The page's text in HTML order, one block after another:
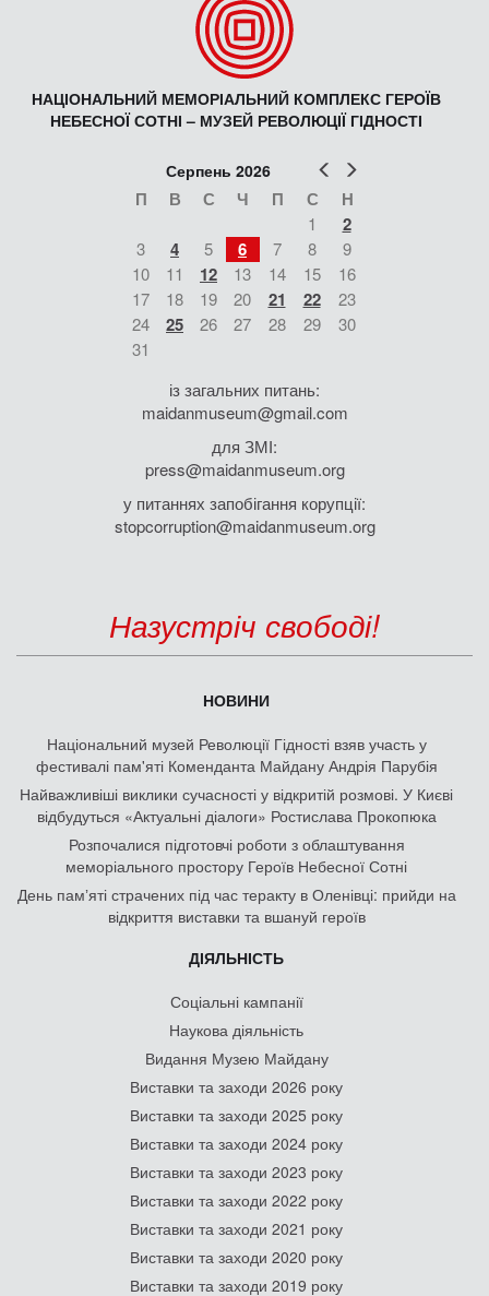
НАЦІОНАЛЬНИЙ МЕМОРІАЛЬНИЙ КОМПЛЕКС ГЕРОЇВ
НЕБЕСНОЇ СОТНІ – МУЗЕЙ РЕВОЛЮЦІЇ ГІДНОСТІ
Попер
Серпень 2026
П В С Ч П С Н
1 2
3 4 5 6 7 8
9
10
11 12 13 14 15
16
17
18 19 20 21 22
23
24
25 26 27 28 29
30
31
із загальних питань:
maidanmuseum@gmail.com
для ЗМІ:
press@maidanmuseum.org
у питаннях запобігання корупції:
stopcorruption@maidanmuseum.org
Назустріч свободі!
НОВИНИ
Національний музей Революції Гідності взяв участь у
фестивалі пам'яті Коменданта Майдану Андрія Парубія
Найважливіші виклики сучасності у відкритій розмові. У Києві
відбудуться «Актуальні діалоги» Ростислава Прокопюка
Розпочалися підготовчі роботи з облаштування
меморіального простору Героїв Небесної Сотні
День памʼяті страчених під час теракту в Оленівці: прийди на
відкриття виставки та вшануй героїв
ДІЯЛЬНІСТЬ
Соціальні кампанії
Наукова діяльність
Видання Музею Майдану
Виставки та заходи 2026 року
Виставки та заходи 2025 року
Виставки та заходи 2024 року
Виставки та заходи 2023 року
Виставки та заходи 2022 року
Виставки та заходи 2021 року
Виставки та заходи 2020 року
Виставки та заходи 2019 року